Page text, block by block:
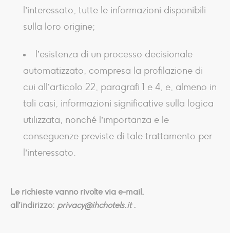
l’interessato, tutte le informazioni disponibili
sulla loro origine;
l’esistenza di un processo decisionale
automatizzato, compresa la profilazione di
cui all’articolo 22, paragrafi 1 e 4, e, almeno in
tali casi, informazioni significative sulla logica
utilizzata, nonché l’importanza e le
conseguenze previste di tale trattamento per
l’interessato.
Le richieste vanno rivolte via e-mail,
all’indirizzo: privacy@ihchotels.it .